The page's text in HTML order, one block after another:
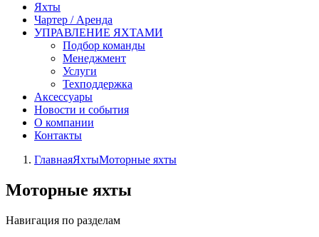
Яхты
Чартер / Аренда
УПРАВЛЕНИЕ ЯХТАМИ
Подбор команды
Менеджмент
Услуги
Техподдержка
Аксессуары
Новости и события
О компании
Контакты
ГлавнаяЯхтыМоторные яхты
Моторные яхты
Навигация по разделам